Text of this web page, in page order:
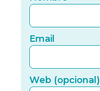
Email
Web (opcional)